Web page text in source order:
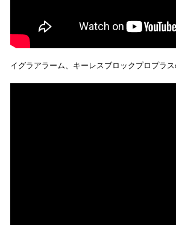
イグラアラーム、キーレスブロックプロプラス